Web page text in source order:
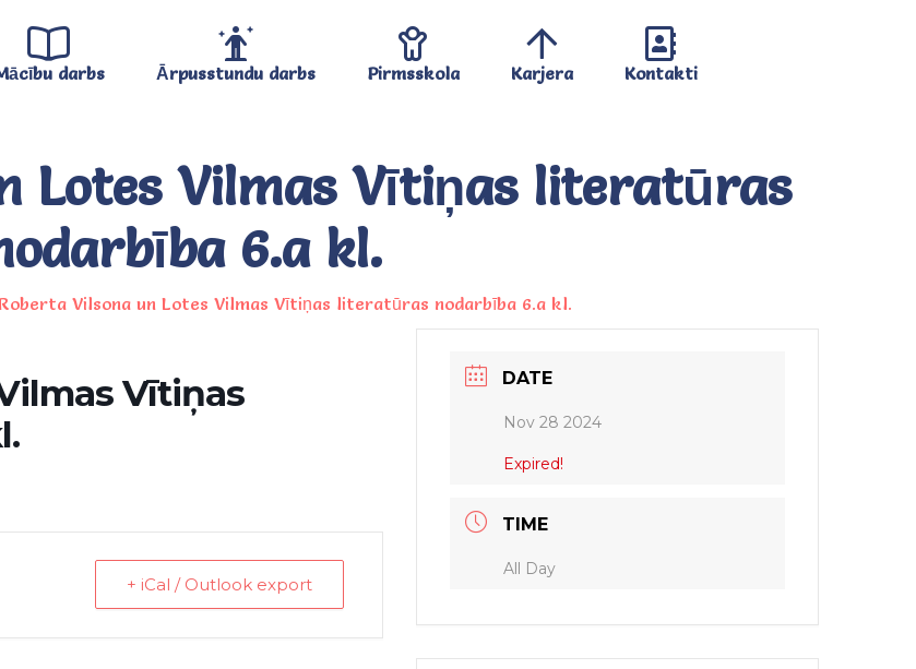
darbs Ārpusstundu darbs Pirmsskola Karjera Kontakti
Lotes Vilmas Vītiņas literatūras
6.a kl.
Roberta Vilsona un Lotes Vilmas Vītiņas literatūras nodarbība 6.a kl.
Vītiņas
+ iCal / Outlook export
DATE
Nov 28 2024
Expired!
TIME
All Day